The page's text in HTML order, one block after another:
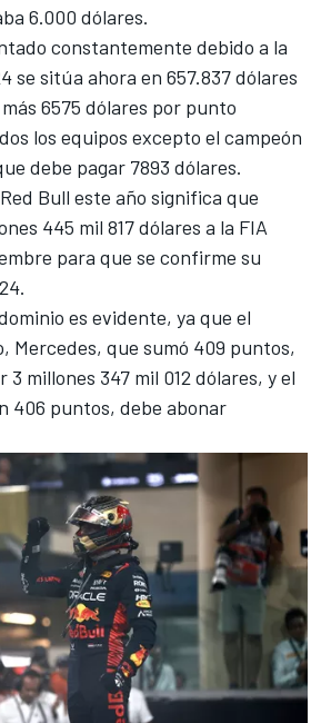
6.000 dólares.
constantemente debido a la
se sitúa ahora en 657.837 dólares
6575 dólares por punto
los equipos excepto el campeón
debe pagar 7893 dólares.
Bull este año significa que
445 mil 817 dólares a la FIA
para que se confirme su
es evidente, ya que el
Mercedes, que sumó 409 puntos,
millones 347 mil 012 dólares, y el
406 puntos, debe abonar